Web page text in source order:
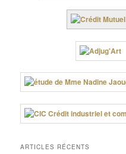
ARTICLES RÉCENTS